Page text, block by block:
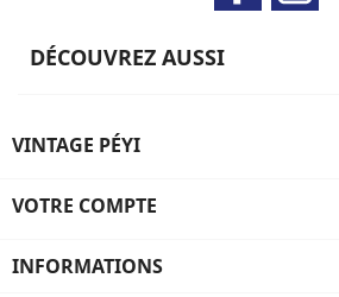
DÉCOUVREZ AUSSI
VINTAGE PÉYI
VOTRE COMPTE
INFORMATIONS